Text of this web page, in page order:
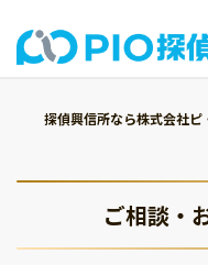
探偵興信所なら株式会社ピ
ご相談・